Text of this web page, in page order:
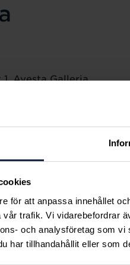
för att anpassa innehållet
trafik. Vi vidarebefordrar
och analysföretag som
har tillhandahållit eller som
Avesta Galleria